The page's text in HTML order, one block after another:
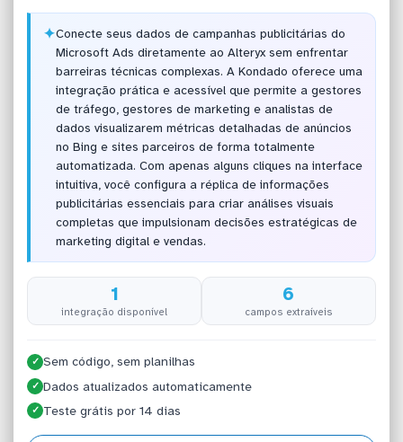
✦Conecte seus dados de campanhas publicitárias do
Microsoft Ads diretamente ao Alteryx sem enfrentar
barreiras técnicas complexas. A Kondado oferece uma
integração prática e acessível que permite a gestores
de tráfego, gestores de marketing e analistas de
dados visualizarem métricas detalhadas de anúncios
no Bing e sites parceiros de forma totalmente
automatizada. Com apenas alguns cliques na interface
intuitiva, você configura a réplica de informações
publicitárias essenciais para criar análises visuais
completas que impulsionam decisões estratégicas de
marketing digital e vendas.
1
integração disponível
6
campos extraíveis
✓ Sem código, sem planilhas
✓ Dados atualizados automaticamente
✓ Teste grátis por 14 dias